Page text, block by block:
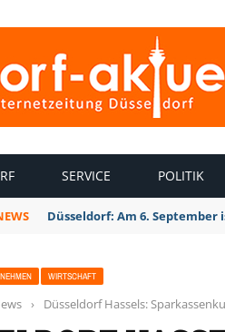
SERVICE POLITIK
Düsseldorf: Am 6.
WIRTSCHAFT
› Düsseldorf Hassels: